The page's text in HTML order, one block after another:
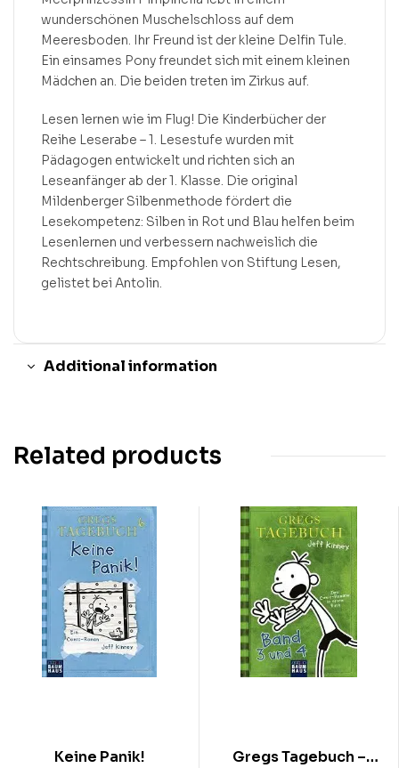
wunderschönen Muschelschloss auf dem
Meeresboden. Ihr Freund ist der kleine Delfin Tule.
Ein einsames Pony freundet sich mit einem kleinen
Mädchen an. Die beiden treten im Zirkus auf.
Lesen lernen wie im Flug! Die Kinderbücher der
Reihe Leserabe – 1. Lesestufe wurden mit
Pädagogen entwickelt und richten sich an
Leseanfänger ab der 1. Klasse. Die original
Mildenberger Silbenmethode fördert die
Lesekompetenz: Silben in Rot und Blau helfen beim
Lesenlernen und verbessern nachweislich die
Rechtschreibung. Empfohlen von Stiftung Lesen,
gelistet bei Antolin.
Additional information
Related products
Keine Panik!
Gregs Tagebuch –